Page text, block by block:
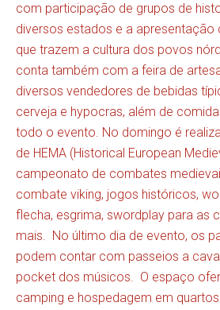
com participação de grupos de
diversos estados e a apresentação
que trazem a cultura dos povos
conta também com a feira de
diversos vendedores de bebidas
cerveja e hypocras, além de
todo o evento. No domingo é
de HEMA (Historical European
campeonato de combates
combate viking, jogos históricos,
flecha, esgrima, swordplay para as
mais. No último dia de evento, os
podem contar com passeios a
pocket dos músicos. O espaço
camping e hospedagem em